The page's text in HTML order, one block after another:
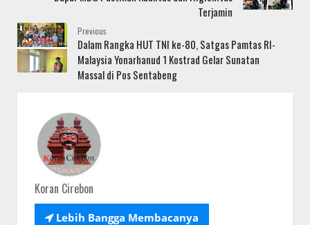
Terjamin
Previous
Dalam Rangka HUT TNI ke-80, Satgas Pamtas RI-
Malaysia Yonarhanud 1 Kostrad Gelar Sunatan
Massal di Pos Sentabeng
Koran Cirebon
Lebih Bangga Membacanya